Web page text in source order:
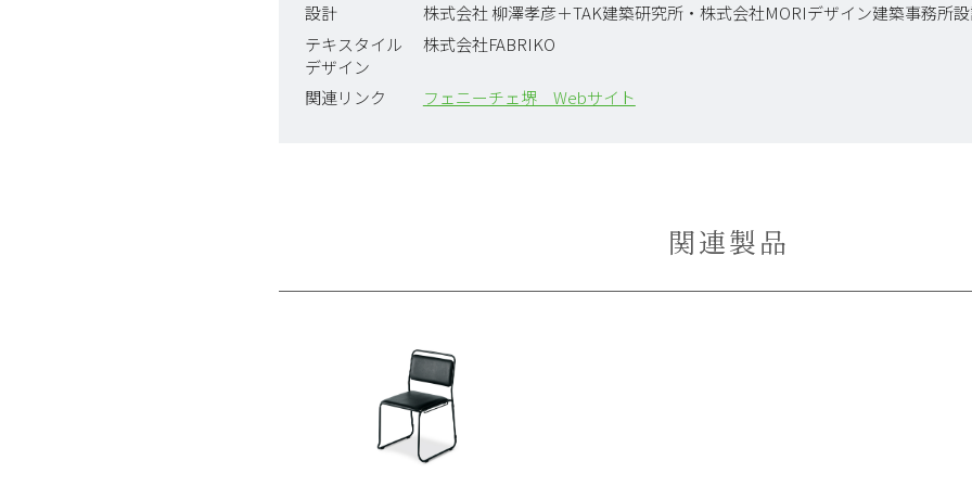
設計
株式会社 柳澤孝彦＋TAK建築研究所・株式会社MORIデザイン建築事務所
テキスタイル
デザイン
株式会社FABRIKO
関連リンク フェニーチェ堺 Webサイト
関連製品